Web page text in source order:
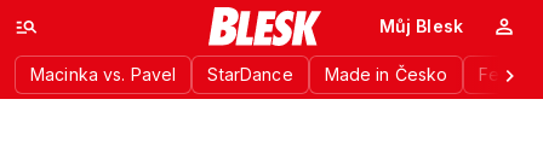
Macinka vs. Pavel StarDance Made in Česko
Můj Blesk